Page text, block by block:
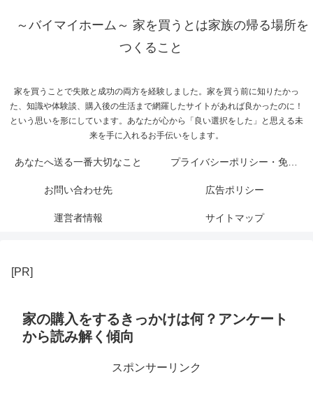
～バイマイホーム～ 家を買うとは家族の帰る場所を
つくること
家を買うことで失敗と成功の両方を経験しました。家を買う前に知りたかっ
た、知識や体験談、購入後の生活まで網羅したサイトがあれば良かったのに！
という思いを形にしています。あなたが心から「良い選択をした」と思える未
来を手に入れるお手伝いをします。
あなたへ送る一番大切なこと プライバシーポリシー・免責事項
お問い合わせ先 広告ポリシー
運営者情報 サイトマップ
[PR]
家の購入をするきっかけは何？アンケート
から読み解く傾向
スポンサーリンク